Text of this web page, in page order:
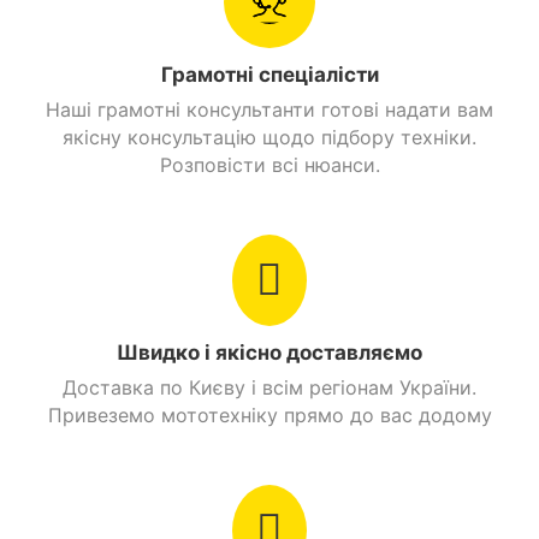
Багата комплектація
Купити квадроцикл SKYBIKE HYPER 150 Камо варто
також завдяки продуманому оснащенню, яке
включає:
Місткий паливний бак об'ємом 9 л.
Міцні багажні площадки для спорядження.
Посилений передній бампер.
Дитячі квадроцикли на бензині Підліткові Бензин
Грамотні спеціалісти
Наші грамотні консультанти готові надати вам
якісну консультацію щодо підбору техніки.
Розповісти всі нюанси.
Швидко і якісно доставляємо
Доставка по Києву і всім регіонам України.
Привеземо мототехніку прямо до вас додому